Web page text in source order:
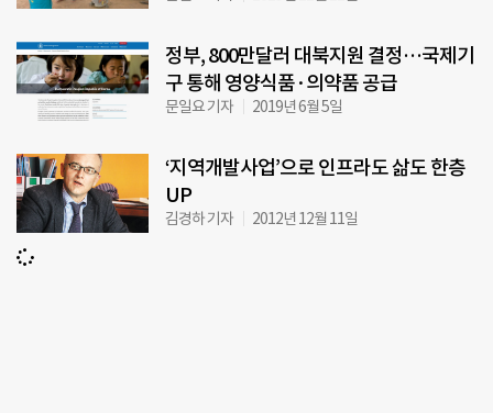
정부, 800만달러 대북지원 결정…국제기
구 통해 영양식품·의약품 공급
문일요 기자 2019년 6월 5일
‘지역개발사업’으로 인프라도 삶도 한층
UP
김경하 기자 2012년 12월 11일